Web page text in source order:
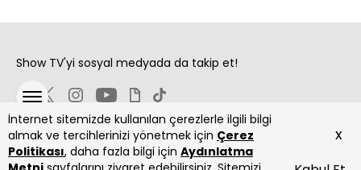
İnternet sitemizde kullanılan çerezlerle ilgili bilgi
almak ve tercihlerinizi yönetmek için Çerez
Politikası, daha fazla bilgi için Aydınlatma
x
Show TV'yi sosyal medyada da takip et!